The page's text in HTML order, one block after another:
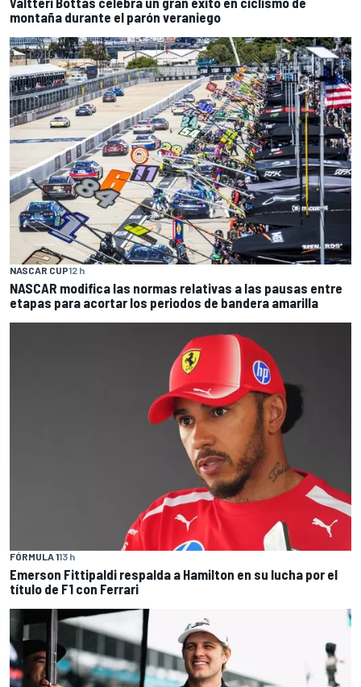
montaña durante el parón veraniego
NASCAR CUP12 h
NASCAR modifica las normas relativas a las pausas entre
etapas para acortar los periodos de bandera amarilla
FÓRMULA 113 h
Emerson Fittipaldi respalda a Hamilton en su lucha por el
título de F1 con Ferrari